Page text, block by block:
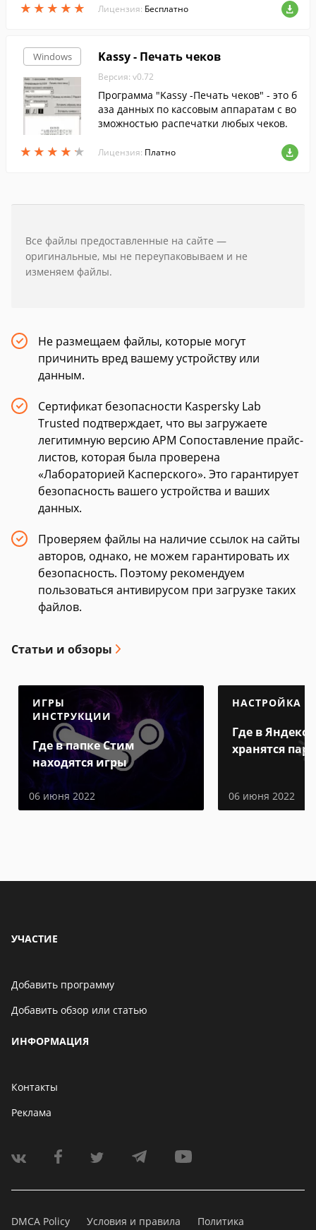
★ ★ ★ ★ ★
★ ★ ★ ★ ★ Лицензия: Бесплатно
Windows
★ ★ ★ ★ ★
★ ★ ★ ★ ★
Kassy - Печать чеков
Версия: v0.72
Программа "Kassy -Печать чеков" - это б
аза данных по кассовым аппаратам с во
зможностью распечатки любых чеков.
Лицензия: Платно
Все файлы предоставленные на сайте —
оригинальные, мы не переупаковываем и не
изменяем файлы.
Не размещаем файлы, которые могут
причинить вред вашему устройству или
данным.
Сертификат безопасности Kaspersky Lab
Trusted подтверждает, что вы загружаете
легитимную версию АРМ Сопоставление прайс-
листов, которая была проверена
«Лабораторией Касперского». Это гарантирует
безопасность вашего устройства и ваших
данных.
Проверяем файлы на наличие ссылок на сайты
авторов, однако, не можем гарантировать их
безопасность. Поэтому рекомендуем
пользоваться антивирусом при загрузке таких
файлов.
Статьи и обзоры
ИГРЫ
ИНСТРУКЦИИ
Где в папке Стим
находятся игры
06 июня 2022
НАСТРОЙКА
Где в Яндекс
хранятся
06 июня 2022
УЧАСТИЕ
Добавить программу
Добавить обзор или статью
ИНФОРМАЦИЯ
Контакты
Реклама
DMCA Policy Условия и правила Политика